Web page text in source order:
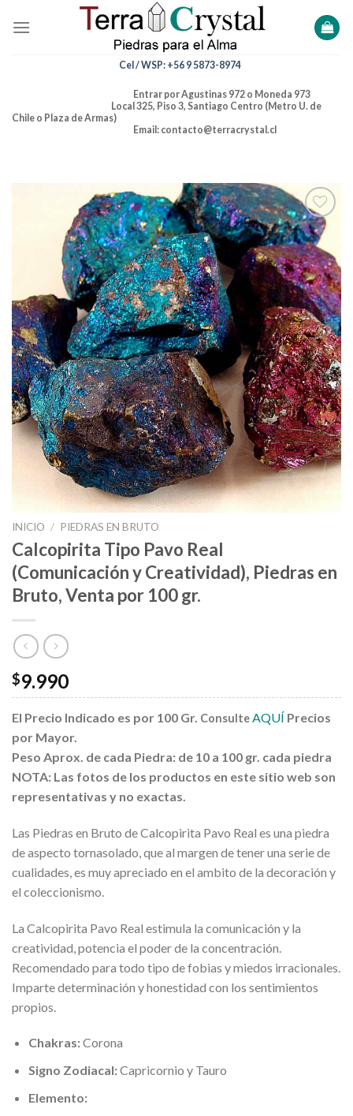
Cel / WSP: +56 9 5873-8974
Entrar por Agustinas 972 o Moneda 973
Local 325, Piso 3, Santiago Centro (Metro U. de
Chile o Plaza de Armas)
Email: contacto@terracrystal.cl
Añadir
a la
lista de
deseos
INICIO / PIEDRAS EN BRUTO
Calcopirita Tipo Pavo Real
(Comunicación y Creatividad), Piedras en
Bruto, Venta por 100 gr.
$9.990
El Precio Indicado es por 100 Gr. ConsulteAQUÍ Precios
por Mayor.
Peso Aprox. de cada Piedra: de 10 a 100 gr. cada piedra
NOTA: Las fotos de los productos en este sitio web son
representativas y no exactas.
Las Piedras en Bruto de Calcopirita Pavo Real es una piedra
de aspecto tornasolado, que al margen de tener una serie de
cualidades, es muy apreciado en el ambito de la decoración y
el coleccionismo.
La Calcopirita Pavo Real estimula la comunicación y la
creatividad, potencia el poder de la concentración.
Recomendado para todo tipo de fobias y miedos irracionales.
Imparte determinación y honestidad con los sentimientos
propios.
Chakras:Corona
Signo Zodiacal:Capricornio y Tauro
Elemento: